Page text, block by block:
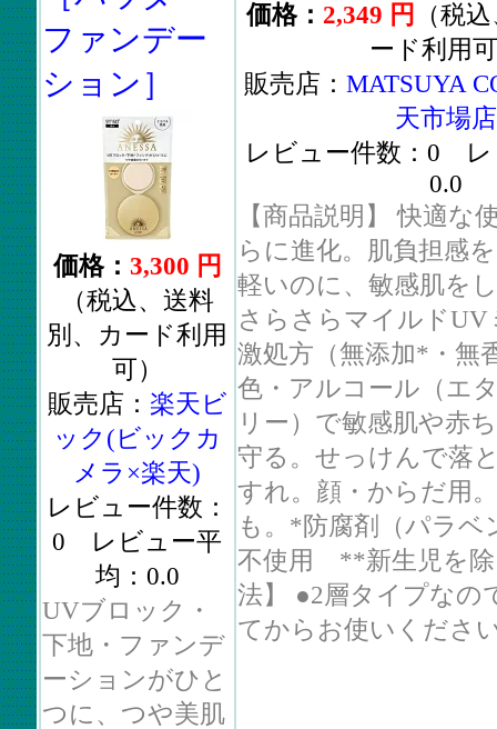
ファンデー
ション］
価格： 3,300 円
（税込、送料
別、カード利用
可）
販売店： 楽天ビ
ック(ビックカ
メラ×楽天)
レビュー件数：
0 レビュー平
均：0.0
UVブロック・
下地・ファンデ
ーションがひと
つに、つや美肌
価格： 2,349 円
（税
ード利用
販売店： MATSUYA
天市場店
レビュー件数：0 レ
0.0
【商品説明】 快適な
らに進化。肌負担感
軽いのに、敏感肌を
さらさらマイルドUV
激処方（無添加*・無
色・アルコール（エ
リー）で敏感肌や赤
守る。せっけんで落
すれ。顔・からだ用
も。*防腐剤（パラベ
不使用 **新生児を除
法】 ●2層タイプなの
てからお使いくださ